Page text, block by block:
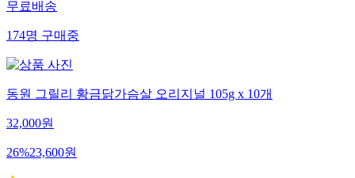
무료배송
174명구매중
동원 그릴리 황금닭가슴살 오리지널 105g x 10개
32,000원
26%23,600원